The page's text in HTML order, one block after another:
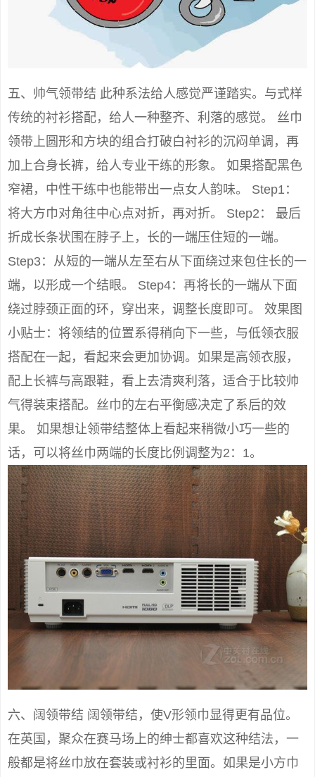
五、帅气领带结 此种系法给人感觉严谨踏实。与式样
传统的衬衫搭配，给人一种整齐、利落的感觉。 丝巾
领带上圆形和方块的组合打破白衬衫的沉闷单调，再
加上合身长裤，给人专业干练的形象。 如果搭配黑色
窄裙，中性干练中也能带出一点女人韵味。 Step1：
将大方巾对角往中心点对折，再对折。 Step2： 最后
折成长条状围在脖子上，长的一端压住短的一端。
Step3：从短的一端从左至右从下面绕过来包住长的一
端，以形成一个结眼。 Step4：再将长的一端从下面
绕过脖颈正面的环，穿出来，调整长度即可。 效果图
小贴士：将领结的位置系得稍向下一些，与低领衣服
搭配在一起，看起来会更加协调。如果是高领衣服，
配上长裤与高跟鞋，看上去清爽利落，适合于比较帅
气得装束搭配。丝巾的左右平衡感决定了系后的效
果。 如果想让领带结整体上看起来稍微小巧一些的
话，可以将丝巾两端的长度比例调整为2：1。
六、阔领带结 阔领带结，使V形领巾显得更有品位。
在英国，聚众在赛马场上的绅士都喜欢这种结法，一
般都是将丝巾放在套装或衬衫的里面。如果是小方巾